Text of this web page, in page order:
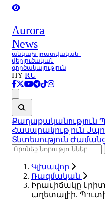
Aurora
News
անկախ լրատվական-
վերլուծական
գործակալություն
HY RU
Քաղաքականություն
Հասարակություն
Տնտեսություն
Գլխավոր
Ռազմական
Իրավիճակը
աղետալիի.